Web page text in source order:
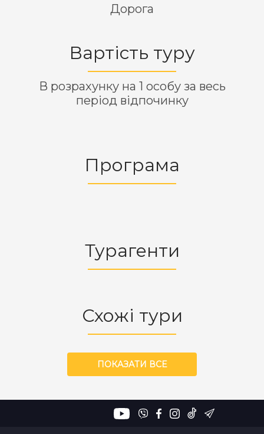
Дорога
Вартість туру
В розрахунку на 1 особу за весь
період відпочинку
Програма
Турагенти
Схожі тури
ПОКАЗАТИ ВСЕ